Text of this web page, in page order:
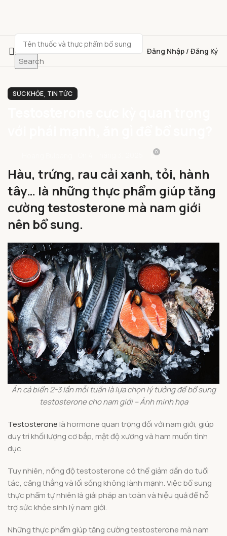
Search
Đăng Nhập / Đăng Ký
SỨC KHỎE, TIN TỨC
0
Hàu, trứng, rau cải xanh, tỏi, hành
tây… là những thực phẩm giúp tăng
cường testosterone mà nam giới
nên bổ sung.
Ăn cá biển 2-3 lần mỗi tuần là lựa chọn lý tưởng để bổ sung
testosterone cho nam giới – Ảnh minh họa
Testosterone là hormone quan trọng đối với nam giới, giúp
duy trì khối lượng cơ bắp, mật độ xương và ham muốn tình
dục.
Tuy nhiên, nồng độ testosterone có thể giảm dần do tuổi
tác, căng thẳng và lối sống không lành mạnh. Việc bổ sung
thực phẩm tự nhiên là giải pháp an toàn và hiệu quả để hỗ
trợ sức khỏe sinh lý nam giới.
Những thực phẩm giúp tăng cường testosterone mà nam